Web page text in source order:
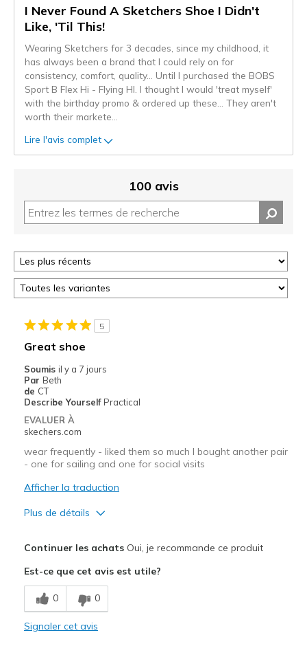
les
critiques
I Never Found A Sketchers Shoe I Didn't
Like, 'Til This!
Wearing Sketchers for 3 decades, since my childhood, it
has always been a brand that I could rely on for
consistency, comfort, quality… Until I purchased the BOBS
Sport B Flex Hi - Flying HI. I thought I would 'treat myself'
with the birthday promo & ordered up these… They aren't
worth their markete
Lire l'avis complet
100 avis
5
Great shoe
Soumis il y a 7 jours
Par Beth
de CT
Describe Yourself Practical
EVALUER À
skechers.com
wear frequently - liked them so much I bought another pair
- one for sailing and one for social visits
Afficher la traduction
Plus de détails
Stylish
Les meilleures utilisations
Casual Wear
Continuer les achatsOui, je recommande ce produit
Est-ce que cet avis est utile?
0 0
Signaler cet avis